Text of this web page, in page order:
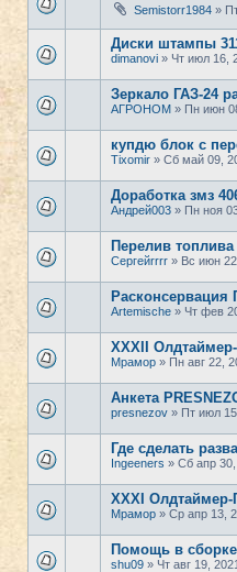
Semistorr1984 »
Диски штампы
dimanovi » Чт июл 16,
Зеркало ГАЗ-24
АГРОНОМ » Пн июн
купдю блок с
Tixomir » Сб май 09,
Доработка змз
Андрей003 » Пн ноя
Перелив
Сергейrrrr » Вс июн
Расконсервация
Artemische » Чт фев
XXXII
Мрамор » Пн авг 22,
Анкета
presnezov » Пт июл
Где сделать
Ingeeners » Сб апр
XXXI Олдтаймер-
Мрамор » Ср апр 13,
Помощь в сборке
shu09 » Чт авг 19,